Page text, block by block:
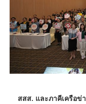
สสส. และภาคีเครือข่